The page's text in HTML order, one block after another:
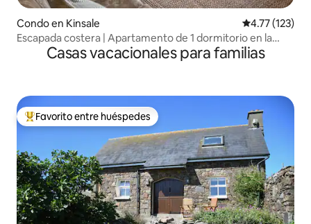
Condo en Kinsale Calificación
4.77 (123)
Escapada costera | Apartamento de 1 dormitorio en la
ciudad de Kinsale
Casas vacacionales para familias
Favorito entre huéspedes preferido
Favorito entre huéspedes